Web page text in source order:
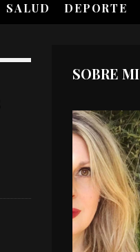
SALUD DEPORTE
SOBRE MI